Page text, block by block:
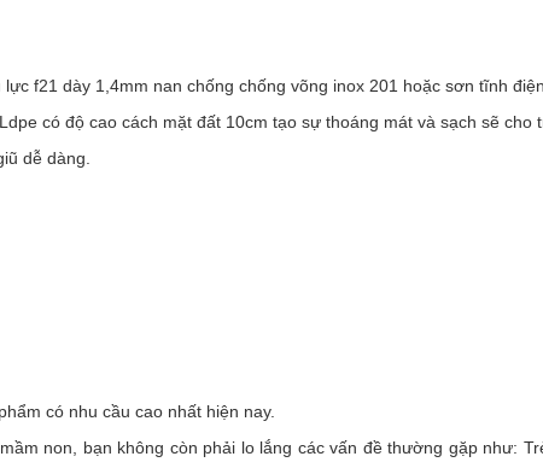
f21 dày 1,4mm nan chống chống võng inox 201 hoặc sơn tĩnh điện
có độ cao cách mặt đất 10cm tạo sự thoáng mát và sạch sẽ cho
dễ dàng.
có nhu cầu cao nhất hiện nay.
non, bạn không còn phải lo lắng các vấn đề thường gặp như: